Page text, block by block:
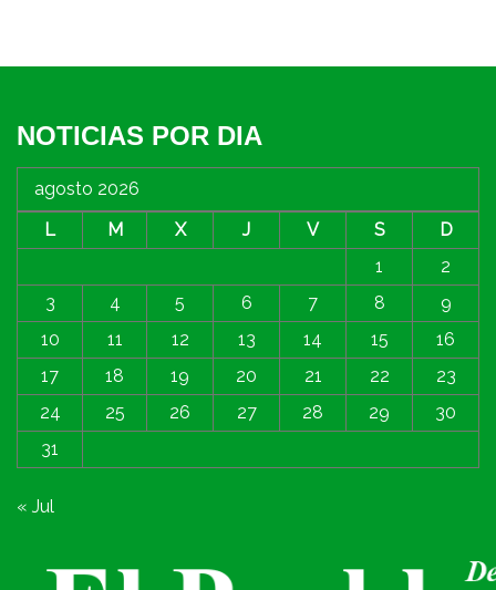
NOTICIAS POR DIA
agosto 2026
L
M X J V S
D
1
2
3
4 5 6 7 8
9
10
11 12 13 14 15
16
17
18 19 20 21 22
23
24
25 26 27 28 29
30
31
« Jul